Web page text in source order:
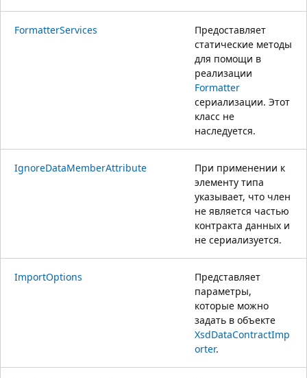
FormatterServices
Предоставляет
статические методы
для помощи в
реализации
Formatter
сериализации. Этот
класс не
наследуется.
IgnoreDataMemberAttribute
При применении к
элементу типа
указывает, что член
не является частью
контракта данных и
не сериализуется.
ImportOptions
Представляет
параметры,
которые можно
задать в объекте
XsdDataContractImp
orter.